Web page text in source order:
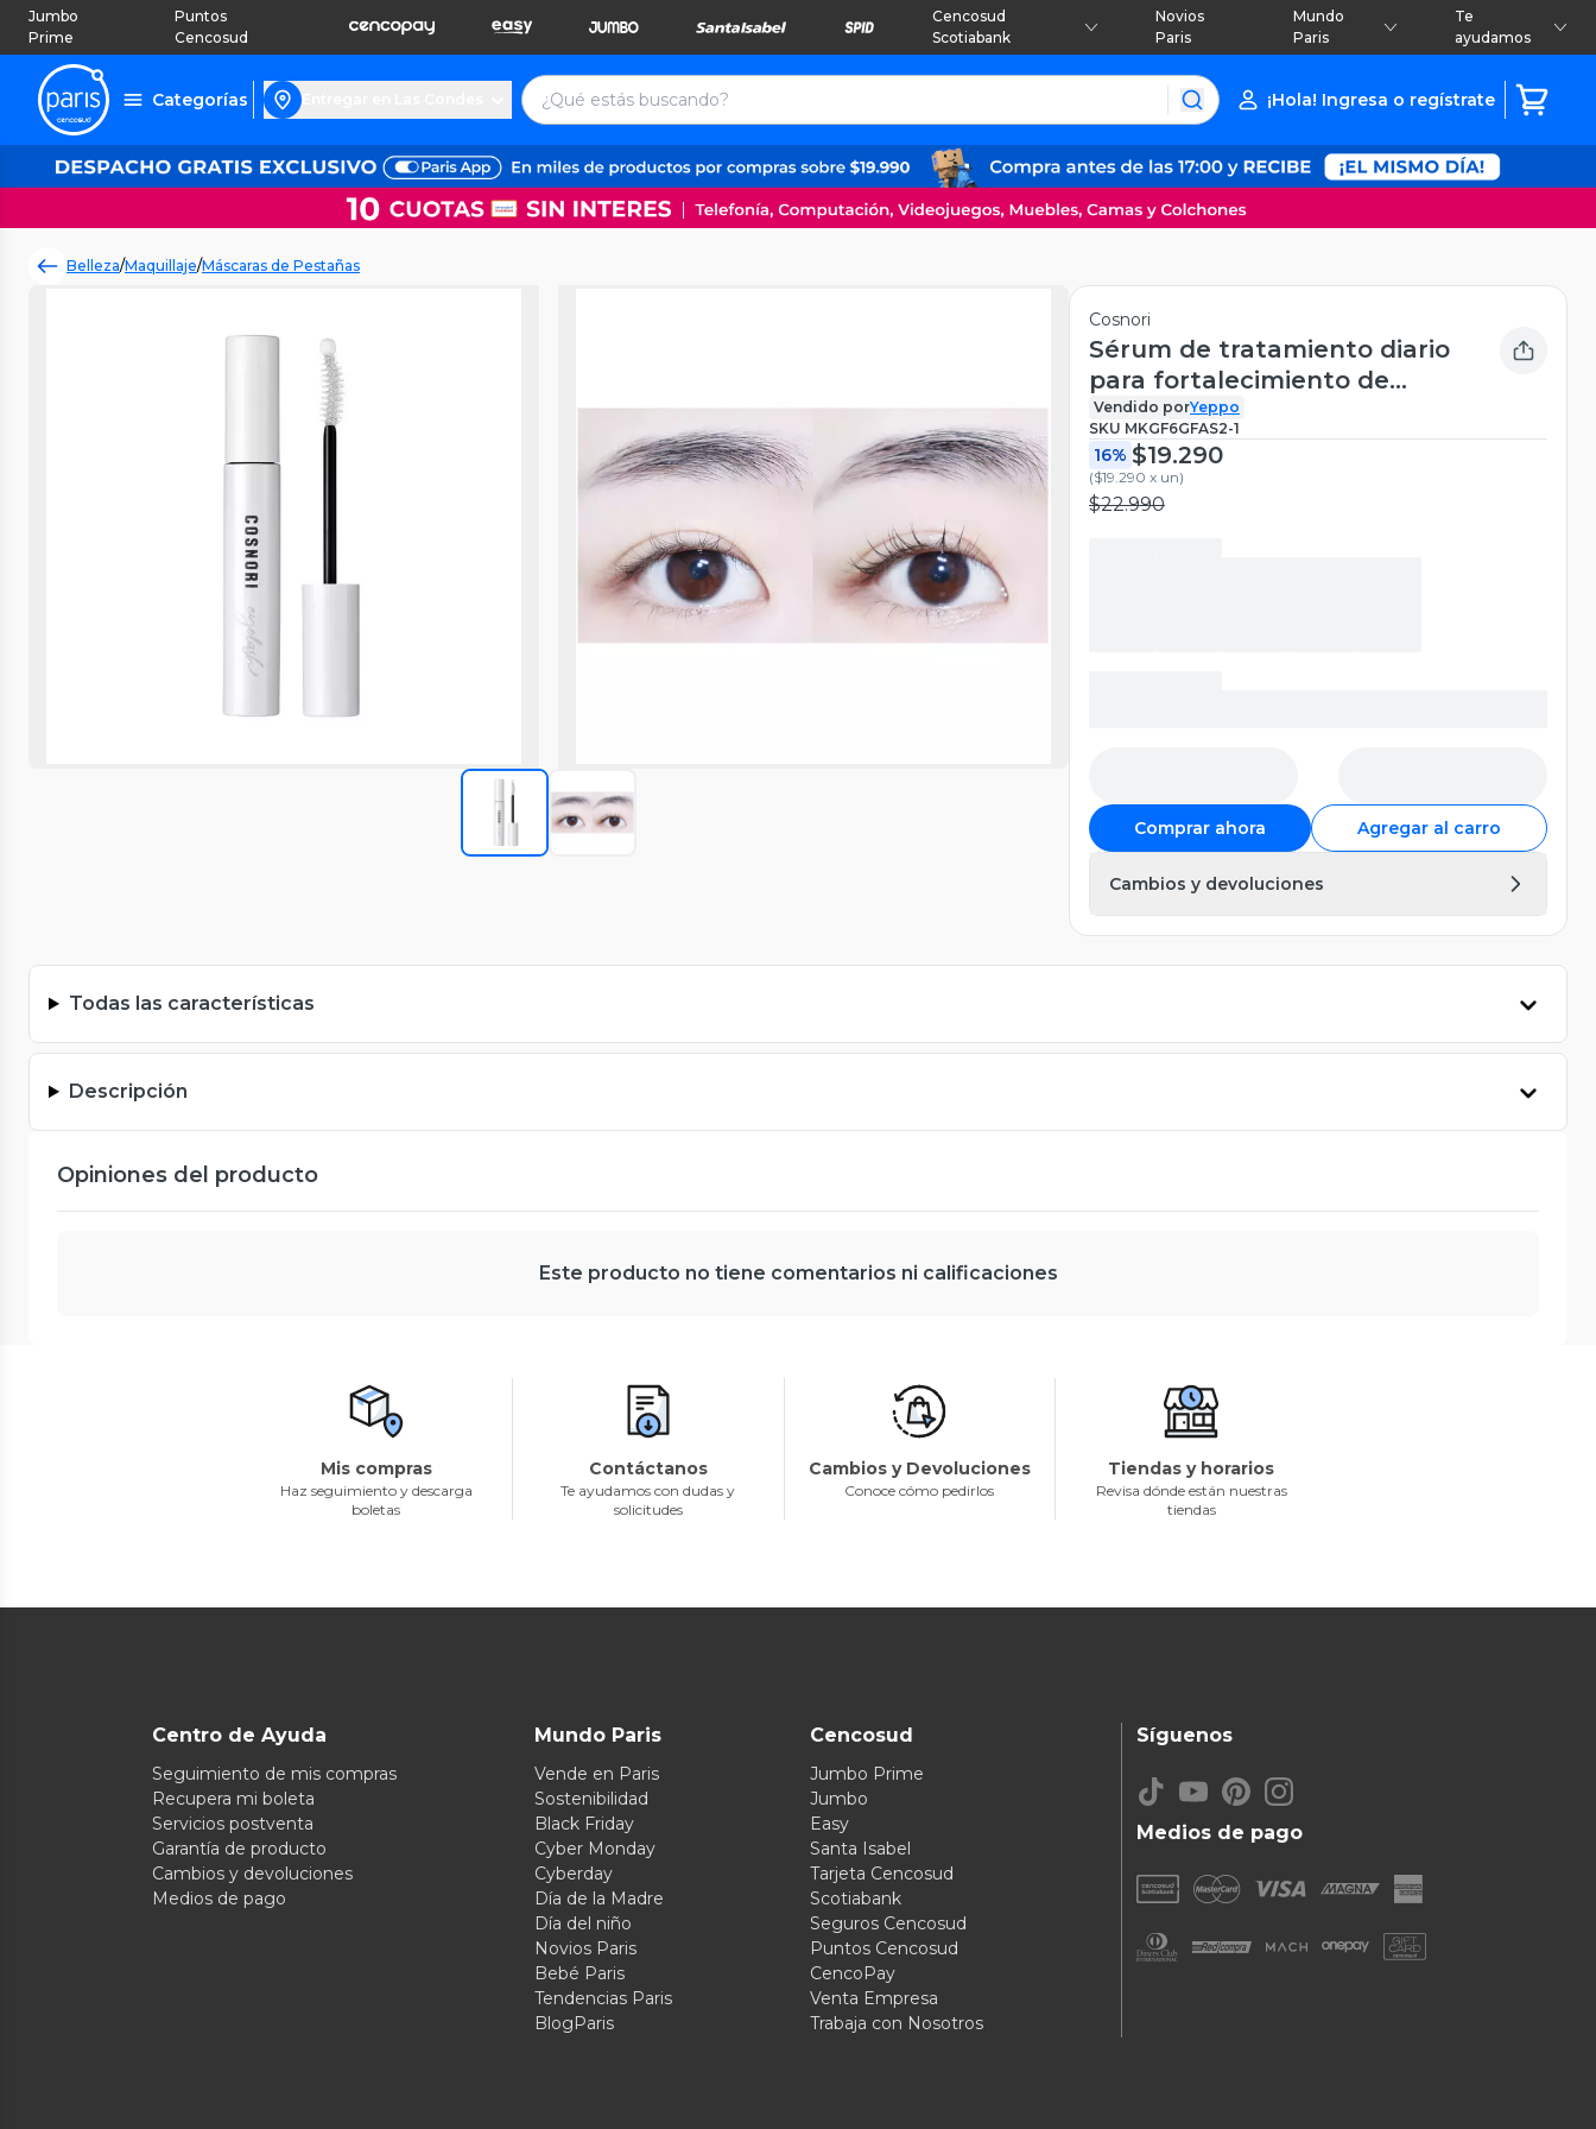
Jumbo
Prime
Puntos
Cencosud
Cencosud
Scotiabank
Novios
Paris
Mundo
Paris
Te
ayudamos
Categorías ¡Hola! Ingresa o regístrate
Belleza/Maquillaje/Máscaras de Pestañas
Cosnori
Sérum de tratamiento diario
para fortalecimiento de
pestañas - COSNORI Long
Active Eyelash Serum
Vendido porYeppo
SKU MKGF6GFAS2-1
16% $19.290
($19.290 x un)
$22.990
Comprar ahora Agregar al carro
Cambios y devoluciones
Todas las características
Descripción
Opiniones del producto
Este producto no tiene comentarios ni calificaciones
Mis compras
Haz seguimiento y descarga
boletas
Contáctanos
Te ayudamos con dudas y
solicitudes
Cambios y Devoluciones
Conoce cómo pedirlos
Tiendas y horarios
Revisa dónde están nuestras
tiendas
Centro de Ayuda
Seguimiento de mis compras
Recupera mi boleta
Servicios postventa
Garantía de producto
Cambios y devoluciones
Medios de pago
Mundo Paris
Vende en Paris
Sostenibilidad
Black Friday
Cyber Monday
Cyberday
Día de la Madre
Día del niño
Novios Paris
Bebé Paris
Tendencias Paris
BlogParis
Cencosud
Jumbo Prime
Jumbo
Easy
Santa Isabel
Tarjeta Cencosud
Scotiabank
Seguros Cencosud
Puntos Cencosud
CencoPay
Venta Empresa
Trabaja con Nosotros
Medios de pago
Síguenos